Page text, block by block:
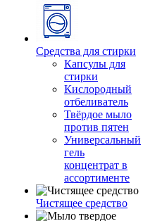
Средства для стирки
Капсулы для
стирки
Кислородный
отбеливатель
Твёрдое мыло
против пятен
Универсальный
гель
концентрат в
ассортименте
Чистящее средство